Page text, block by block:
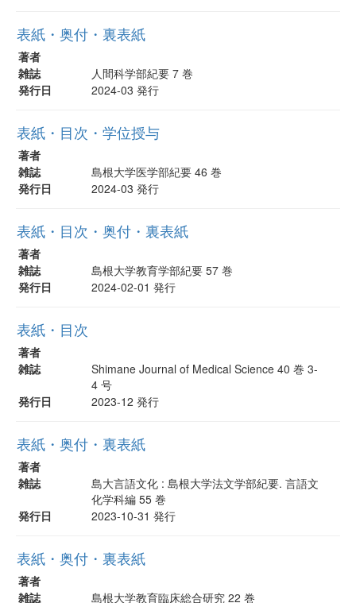
表紙・奥付・裏表紙
著者
雑誌
人間科学部紀要 7 巻
発行日
2024-03 発行
表紙・目次・学位授与
著者
雑誌
島根大学医学部紀要 46 巻
発行日
2024-03 発行
表紙・目次・奥付・裏表紙
著者
雑誌
島根大学教育学部紀要 57 巻
発行日
2024-02-01 発行
表紙・目次
著者
雑誌
Shimane Journal of Medical Science 40 巻 3-
4 号
発行日
2023-12 発行
表紙・奥付・裏表紙
著者
雑誌
島大言語文化 : 島根大学法文学部紀要. 言語文
化学科編 55 巻
発行日
2023-10-31 発行
表紙・奥付・裏表紙
著者
雑誌
島根大学教育臨床総合研究 22 巻